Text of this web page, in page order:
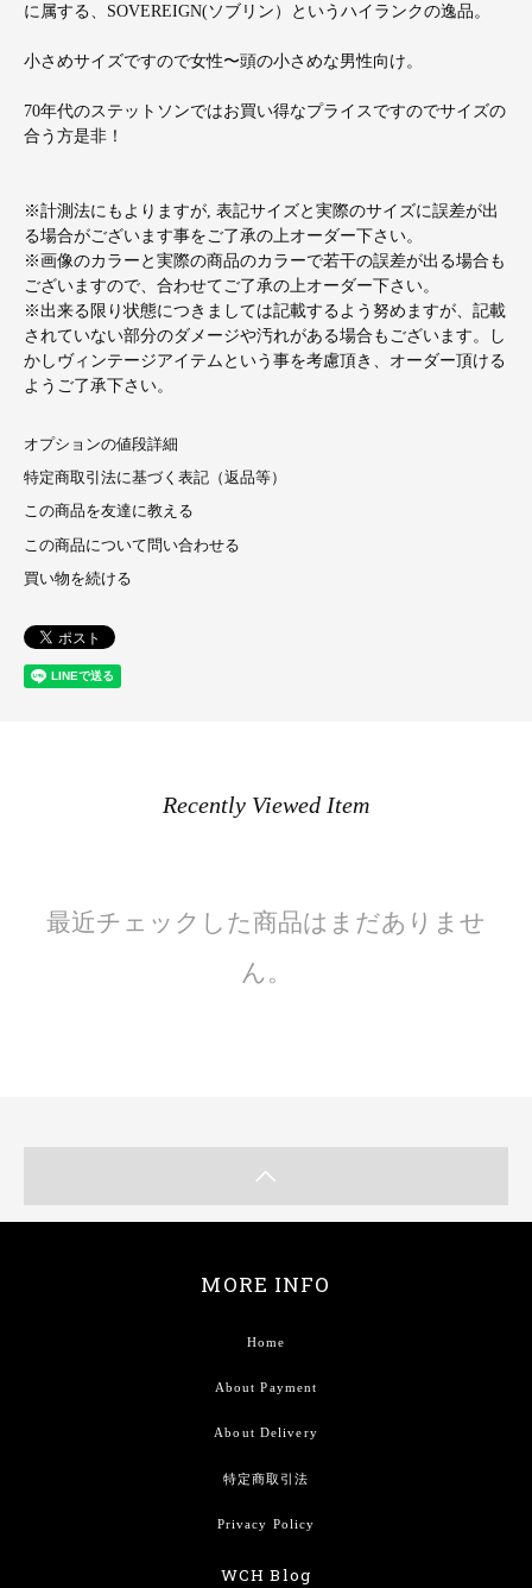
に属する、SOVEREIGN(ソブリン）というハイランクの逸品。
小さめサイズですので女性〜頭の小さめな男性向け。
70年代のステットソンではお買い得なプライスですのでサイズの
合う方是非！
※計測法にもよりますが, 表記サイズと実際のサイズに誤差が出
る場合がございます事をご了承の上オーダー下さい。
※画像のカラーと実際の商品のカラーで若干の誤差が出る場合も
ございますので、合わせてご了承の上オーダー下さい。
※出来る限り状態につきましては記載するよう努めますが、記載
されていない部分のダメージや汚れがある場合もございます。し
かしヴィンテージアイテムという事を考慮頂き、オーダー頂ける
ようご了承下さい。
オプションの値段詳細
特定商取引法に基づく表記（返品等）
この商品を友達に教える
この商品について問い合わせる
買い物を続ける
Recently Viewed Item
最近チェックした商品はまだありませ
ん。
MORE INFO
Home
About Payment
About Delivery
特定商取引法
Privacy Policy
WCH Blog